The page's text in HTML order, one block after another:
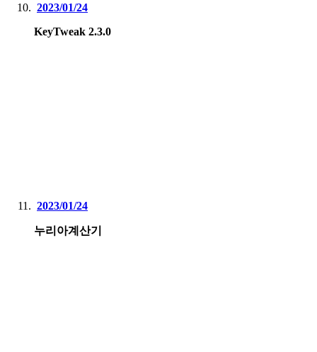
2023/01/24
KeyTweak 2.3.0
2023/01/24
누리아계산기